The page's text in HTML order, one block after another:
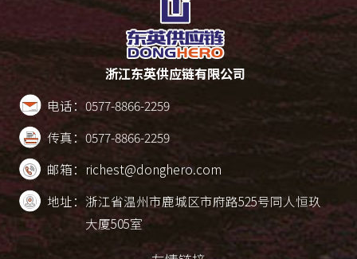
浙江东英供应链有限公司
电话： 0577-8866-2259
传真： 0577-8866-2259
邮箱： richest@donghero.com
地址： 浙江省温州市鹿城区市府路525号同人恒玖
大厦505室